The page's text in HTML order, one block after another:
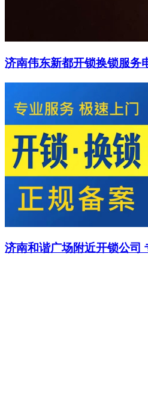
济南伟东新都开锁换锁服
济南和谐广场附近开锁公